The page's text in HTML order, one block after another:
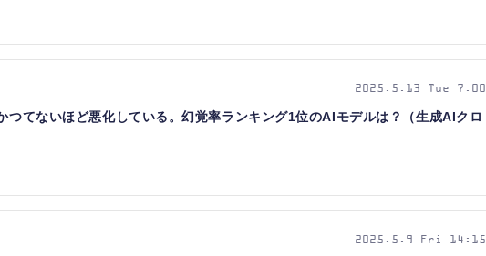
つてないほど悪化している。幻覚率ランキング1位のAIモデルは？（生成AIクロ
2025.5.13 Tue 7:00
2025.5.9 Fri 14:15